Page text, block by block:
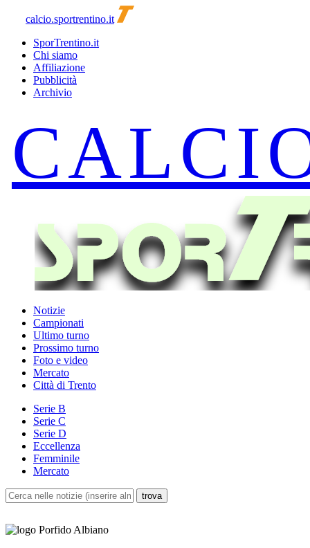
calcio.sportrentino.it
SporTrentino.it
Chi siamo
Affiliazione
Pubblicità
Archivio
Notizie
Campionati
Ultimo turno
Prossimo turno
Foto e video
Mercato
Città di Trento
Serie B
Serie C
Serie D
Eccellenza
Femminile
Mercato